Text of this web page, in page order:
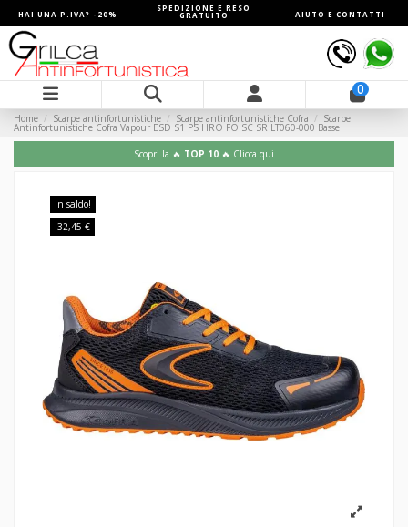
HAI UNA P.IVA? -20%
SPEDIZIONE E RESO
GRATUITO AIUTO E CONTATTI
0
Home Scarpe antinfortunistiche Scarpe antinfortunistiche Cofra Scarpe
Antinfortunistiche Cofra Vapour ESD S1 PS HRO FO SC SR LT060-000 Basse
Scopri la 🔥 TOP 10 🔥 Clicca qui
In saldo!
-32,45 €